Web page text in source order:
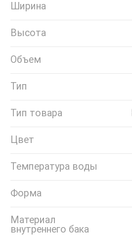
Ширина
Высота
Объем
Тип
Тип товара
Цвет
Температура воды
Форма
Материал
внутреннего бака